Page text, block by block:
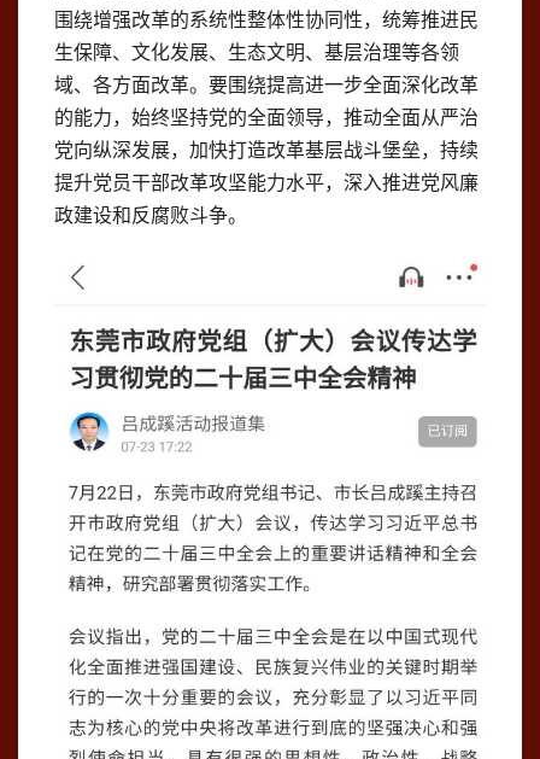
围绕增强改革的系统性整体性协同性，统筹推进民
生保障、文化发展、生态文明、基层治理等各领
域、各方面改革。要围绕提高进一步全面深化改革
的能力，始终坚持党的全面领导，推动全面从严治
党向纵深发展，加快打造改革基层战斗堡垒，持续
提升党员干部改革攻坚能力水平，深入推进党风廉
政建设和反腐败斗争。